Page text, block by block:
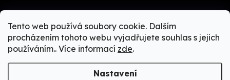
Tento web používá soubory cookie. Dalším
procházením tohoto webu vyjadřujete souhlas s jejich
používáním.. Více informací zde.
Nastavení
Copyright 2026Zdravě-žít.cz | Akční nabídky Zepter
produktů. Zdravé vaření, čističky vody, čističky vzduchu,
zdravé spaní, Bioptron + MedAll, zdravá a čistá domácnost,